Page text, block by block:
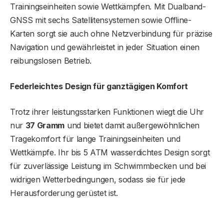
Trainingseinheiten sowie Wettkämpfen. Mit Dualband-
GNSS mit sechs Satellitensystemen sowie Offline-
Karten sorgt sie auch ohne Netzverbindung für präzise
Navigation und gewährleistet in jeder Situation einen
reibungslosen Betrieb.
Federleichtes Design für ganztägigen Komfort
Trotz ihrer leistungsstarken Funktionen wiegt die Uhr
nur 37 Gramm und bietet damit außergewöhnlichen
Tragekomfort für lange Trainingseinheiten und
Wettkämpfe. Ihr bis 5 ATM wasserdichtes Design sorgt
für zuverlässige Leistung im Schwimmbecken und bei
widrigen Wetterbedingungen, sodass sie für jede
Herausforderung gerüstet ist.